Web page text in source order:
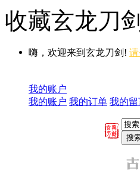
收藏玄龙刀剑
嗨，欢迎来到玄龙刀剑!
我的账户
我的账户 我的订单 我的留